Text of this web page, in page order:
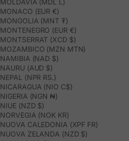
MOLDAVIA (MDL L)
MONACO (EUR €)
MONGOLIA (MNT ₮)
MONTENEGRO (EUR €)
MONTSERRAT (XCD $)
MOZAMBICO (MZN MTN)
NAMIBIA (NAD $)
NAURU (AUD $)
NEPAL (NPR RS.)
NICARAGUA (NIO C$)
NIGERIA (NGN ₦)
NIUE (NZD $)
NORVEGIA (NOK KR)
NUOVA CALEDONIA (XPF FR)
NUOVA ZELANDA (NZD $)